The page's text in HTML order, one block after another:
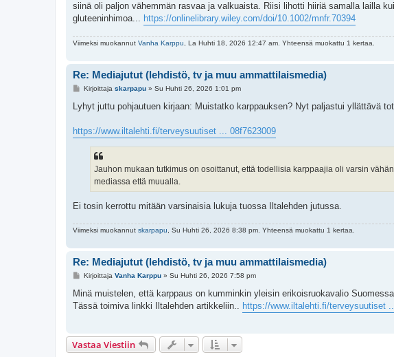
siinä oli paljon vähemmän rasvaa ja valkuaista. Riisi lihotti hiiriä samalla lailla
gluteeninhimoa... https://onlinelibrary.wiley.com/doi/10.1002/mnfr.70394
Viimeksi muokannut Vanha Karppu , La Huhti 18, 2026 12:47 am. Yhteensä muokattu 1 kertaa.
Re: Mediajutut (lehdistö, tv ja muu ammattilaismedia)
V
e
i
Kirjoittaja skarpapu» Su Huhti 26, 2026 1:01 pm
Lyhyt juttu pohjautuen kirjaan: Muistatko karppauksen? Nyt paljastui yllättävä
https://www.iltalehti.fi/terveysuutiset ... 08f7623009
Jauhon mukaan tutkimus on osoittanut, että todellisia karppaajia oli varsin
mediassa että muualla.
Ei tosin kerrottu mitään varsinaisia lukuja tuossa Iltalehden jutussa.
Viimeksi muokannut skarpapu, Su Huhti 26, 2026 8:38 pm. Yhteensä muokattu 1 kertaa.
Re: Mediajutut (lehdistö, tv ja muu ammattilaismedia)
V
e
t
Kirjoittaja Vanha Karppu» Su Huhti 26, 2026 7:58 pm
Minä muistelen, että karppaus on kumminkin yleisin erikoisruokavalio
Tässä toimiva linkki Iltalehden artikkeliin..
https://www.iltalehti.fi/terveysuutiset
Vastaa Viestiin